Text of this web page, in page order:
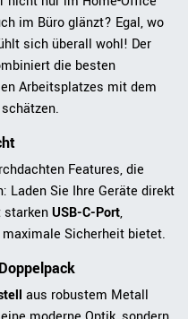
im Büro glänzt? Egal, wo
sich überall wohl! Der
die besten
Arbeitsplatzes mit dem
Features, die
Laden Sie Ihre Geräte direkt
starkenUSB-C-Port,
maximale Sicherheit bietet.
aus robustem Metall